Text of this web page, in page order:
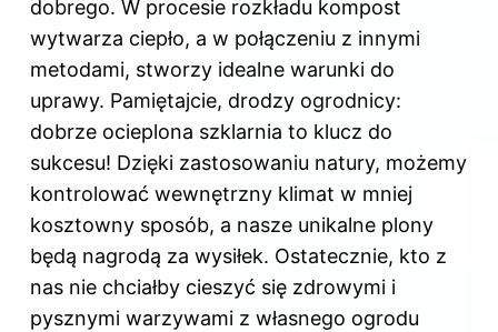
dobrego. W procesie rozkładu kompost
wytwarza ciepło, a w połączeniu z innymi
metodami, stworzy idealne warunki do
uprawy. Pamiętajcie, drodzy ogrodnicy:
dobrze ocieplona szklarnia to klucz do
sukcesu! Dzięki zastosowaniu natury, możemy
kontrolować wewnętrzny klimat w mniej
kosztowny sposób, a nasze unikalne plony
będą nagrodą za wysiłek. Ostatecznie, kto z
nas nie chciałby cieszyć się zdrowymi i
pysznymi warzywami z własnego ogrodu